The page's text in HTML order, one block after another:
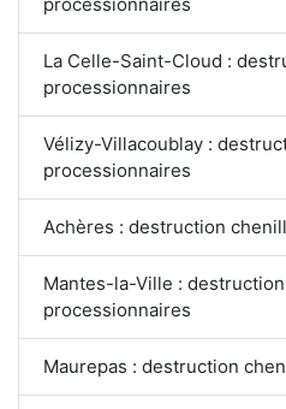
La Celle-Saint-Cloud :
processionnaires
Vélizy-Villacoublay :
processionnaires
Achères : destruction
Mantes-la-Ville :
processionnaires
Maurepas : destruction